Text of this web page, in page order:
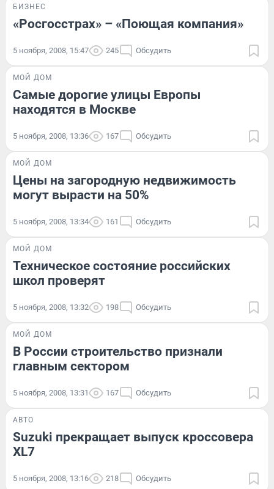
БИЗНЕС
«Росгосстрах» – «Поющая компания»
5 ноября, 2008, 15:47 245 Обсудить
МОЙ ДОМ
Самые дорогие улицы Европы
находятся в Москве
5 ноября, 2008, 13:36 167 Обсудить
МОЙ ДОМ
Цены на загородную недвижимость
могут вырасти на 50%
5 ноября, 2008, 13:34 161 Обсудить
МОЙ ДОМ
Техническое состояние российских
школ проверят
5 ноября, 2008, 13:32 198 Обсудить
МОЙ ДОМ
В России строительство признали
главным сектором
5 ноября, 2008, 13:31 167 Обсудить
АВТО
Suzuki прекращает выпуск кроссовера
XL7
5 ноября, 2008, 13:16 218 Обсудить